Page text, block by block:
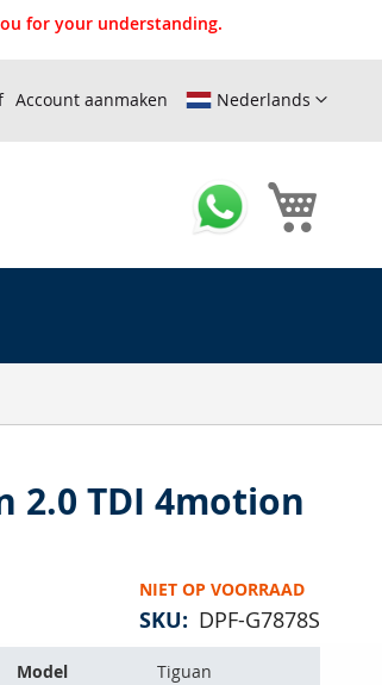
for your understanding.
Nederlands
Account aanmaken
2.0 TDI 4motion
NIET OP VOORRAAD
SKU DPF-G7878S
Model Tiguan